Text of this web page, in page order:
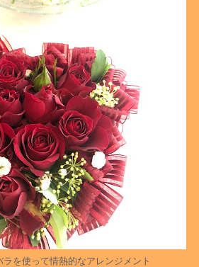
を使って情熱的なアレンジメント